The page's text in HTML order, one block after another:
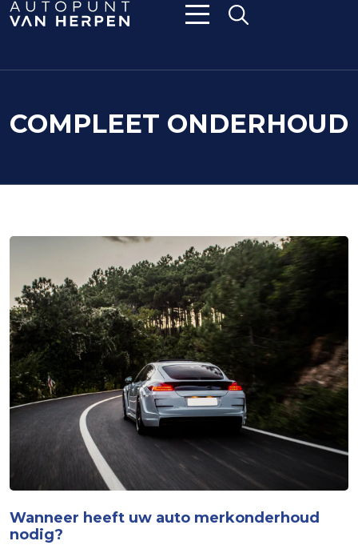
COMPLEET ONDERHOUD
Wanneer heeft uw auto merkonderhoud
nodig?